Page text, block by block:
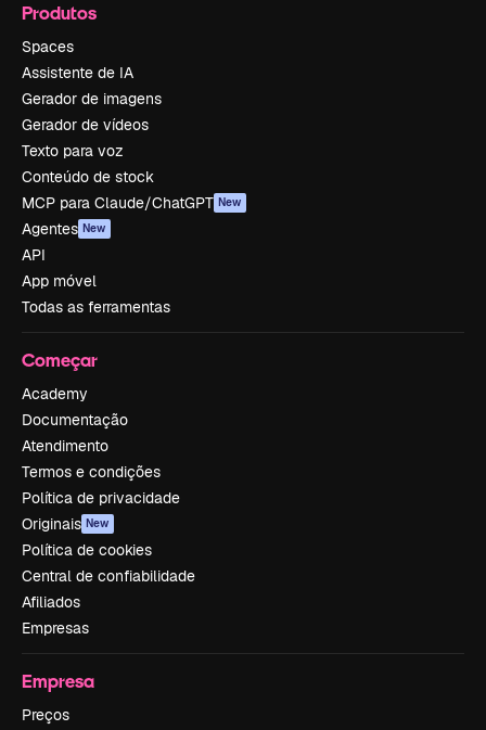
Produtos
Spaces
Assistente de IA
Gerador de imagens
Gerador de vídeos
Texto para voz
Conteúdo de stock
MCP para Claude/ChatGPT New
Agentes New
API
App móvel
Todas as ferramentas
Começar
Academy
Documentação
Atendimento
Termos e condições
Política de privacidade
Originais New
Política de cookies
Central de confiabilidade
Afiliados
Empresas
Empresa
Preços